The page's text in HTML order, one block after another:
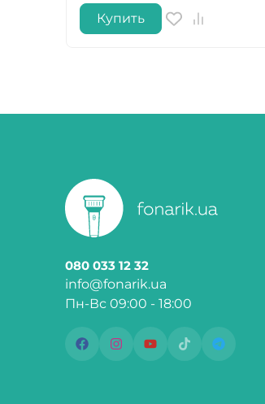
Купить
080 033 12 32
info@fonarik.ua
Пн-Вс 09:00 - 18:00